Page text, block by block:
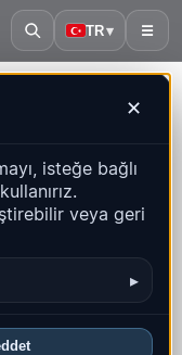
TR▾ ☰
✕
isteğe bağlı
veya geri
▸
En iyi bölgeler SSS